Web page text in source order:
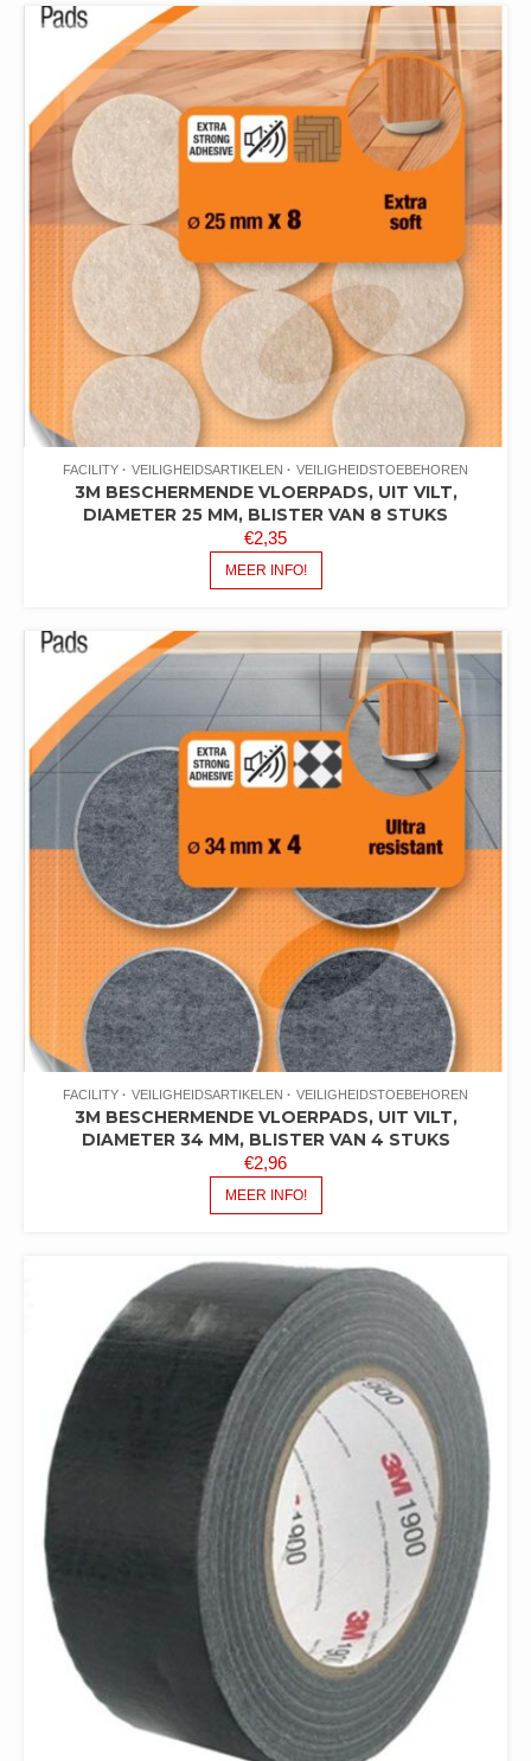
FACILITY VEILIGHEIDSARTIKELEN VEILIGHEIDSTOEBEHOREN
3M BESCHERMENDE VLOERPADS, UIT VILT,
DIAMETER 25 MM, BLISTER VAN 8 STUKS
€2,35
MEER INFO!
FACILITY VEILIGHEIDSARTIKELEN VEILIGHEIDSTOEBEHOREN
3M BESCHERMENDE VLOERPADS, UIT VILT,
DIAMETER 34 MM, BLISTER VAN 4 STUKS
€2,96
MEER INFO!